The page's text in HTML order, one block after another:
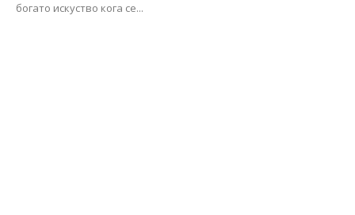
богато искуство кога се...